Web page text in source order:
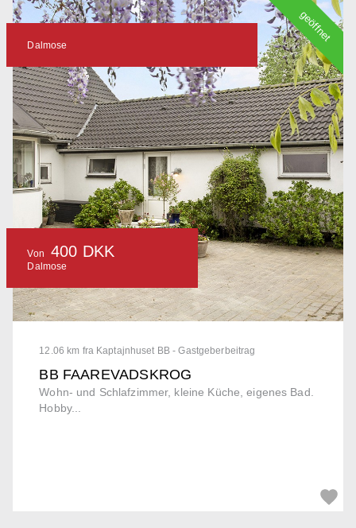
12.06 km fra Kaptajnhuset BB - Gastgeberbeitrag
BB FAAREVADSKROG
Wohn- und Schlafzimmer, kleine Küche, eigenes Bad.
Hobby...
Dalmose
Von 400 DKK
Dalmose
geöffnet